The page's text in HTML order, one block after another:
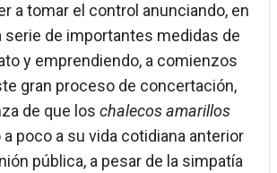
a tomar el control anunciando, en
serie de importantes medidas de
y emprendiendo, a comienzos
gran proceso de concertación,
de que los chalecos amarillos
poco a su vida cotidiana anterior
pública, a pesar de la simpatía